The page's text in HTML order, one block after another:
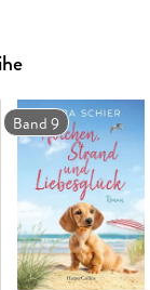
Band 9